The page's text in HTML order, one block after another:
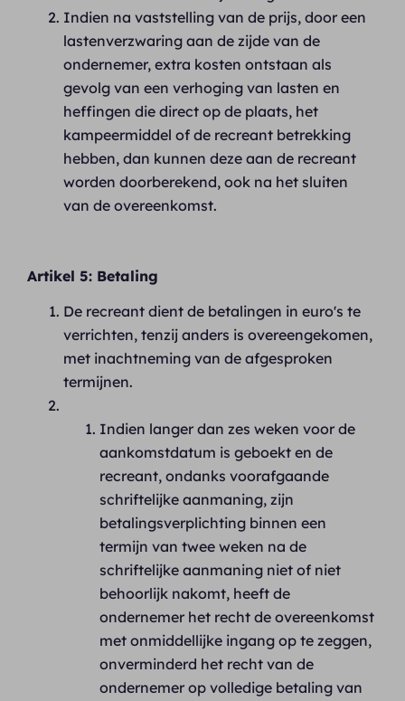
Indien na vaststelling van de prijs, door een
lastenverzwaring aan de zijde van de
ondernemer, extra kosten ontstaan als
gevolg van een verhoging van lasten en
heffingen die direct op de plaats, het
kampeermiddel of de recreant betrekking
hebben, dan kunnen deze aan de recreant
worden doorberekend, ook na het sluiten
van de overeenkomst.
Artikel 5: Betaling
De recreant dient de betalingen in euro's te
verrichten, tenzij anders is overeengekomen,
met inachtneming van de afgesproken
termijnen.
Indien langer dan zes weken voor de
aankomstdatum is geboekt en de
recreant, ondanks voorafgaande
schriftelijke aanmaning, zijn
betalingsverplichting binnen een
termijn van twee weken na de
schriftelijke aanmaning niet of niet
behoorlijk nakomt, heeft de
ondernemer het recht de overeenkomst
met onmiddellijke ingang op te zeggen,
onverminderd het recht van de
ondernemer op volledige betaling van